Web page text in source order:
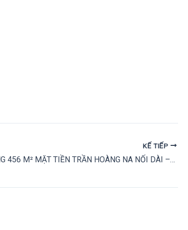
KẾ TIẾP
CHO THUÊ MẶT BẰNG 456 M² MẶT TIỀN TRẦN HOÀNG NA NỐI DÀI – CẦN THƠ